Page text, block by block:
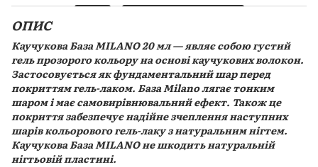
ОПИС
Каучукова База MILANO 20 мл — являє собою густий
гель прозорого кольору на основі каучукових волокон.
Застосовується як фундаментальний шар перед
покриттям гель-лаком. База Milano лягає тонким
шаром і має самовирівнювальний ефект. Також це
покриття забезпечує надійне зчеплення наступних
шарів кольорового гель-лаку з натуральним нігтем.
Каучукова База MILANO не шкодить натуральній
нігтьовій пластині.